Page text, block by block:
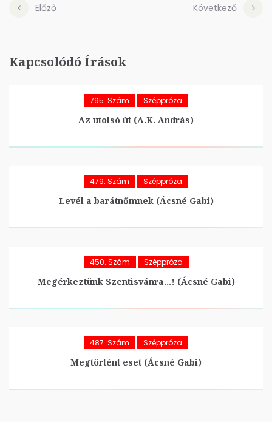
Előző Következő
Kapcsolódó Írások
795. Szám Széppróza
Az utolsó út (A.K. András)
479. Szám Széppróza
Levél a barátnőmnek (Ácsné Gabi)
450. Szám Széppróza
Megérkeztünk Szentisvánra…! (Ácsné Gabi)
487. Szám Széppróza
Megtörtént eset (Ácsné Gabi)